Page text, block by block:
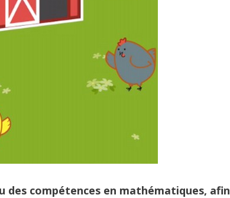
des compétences en mathématiques, afin